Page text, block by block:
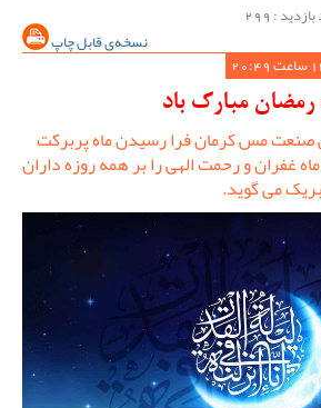
نسخه‌ی قابل چاپ
مبارک باد
مس کرمان فرا رسیدن ماه پربرکت
غفران و رحمت الهی را بر همه روزه داران
می گوید.